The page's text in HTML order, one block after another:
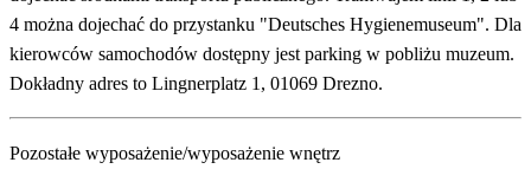
4 można dojechać do przystanku "Deutsches Hygienemuseum". Dla
kierowców samochodów dostępny jest parking w pobliżu muzeum.
Dokładny adres to Lingnerplatz 1, 01069 Drezno.
Pozostałe wyposażenie/wyposażenie wnętrz